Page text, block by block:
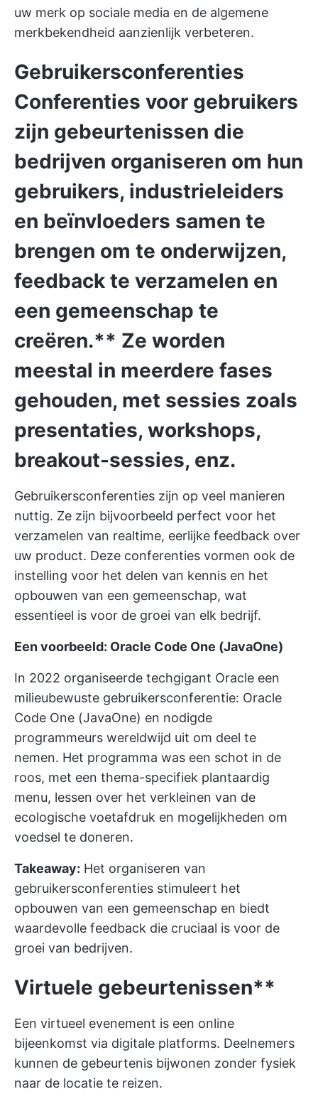
uw merk op sociale media en de algemene
merkbekendheid aanzienlijk verbeteren.
Gebruikersconferenties
Conferenties voor gebruikers
zijn gebeurtenissen die
bedrijven organiseren om hun
gebruikers, industrieleiders
en beïnvloeders samen te
brengen om te onderwijzen,
feedback te verzamelen en
een gemeenschap te
creëren.** Ze worden
meestal in meerdere fases
gehouden, met sessies zoals
presentaties, workshops,
breakout-sessies, enz.
Gebruikersconferenties zijn op veel manieren
nuttig. Ze zijn bijvoorbeeld perfect voor het
verzamelen van realtime, eerlijke feedback over
uw product. Deze conferenties vormen ook de
instelling voor het delen van kennis en het
opbouwen van een gemeenschap, wat
essentieel is voor de groei van elk bedrijf.
Een voorbeeld: Oracle Code One (JavaOne)
In 2022 organiseerde techgigant Oracle een
milieubewuste gebruikersconferentie: Oracle
Code One (JavaOne) en nodigde
programmeurs wereldwijd uit om deel te
nemen. Het programma was een schot in de
roos, met een thema-specifiek plantaardig
menu, lessen over het verkleinen van de
ecologische voetafdruk en mogelijkheden om
voedsel te doneren.
Takeaway: Het organiseren van
gebruikersconferenties stimuleert het
opbouwen van een gemeenschap en biedt
waardevolle feedback die cruciaal is voor de
groei van bedrijven.
Virtuele gebeurtenissen**
Een virtueel evenement is een online
bijeenkomst via digitale platforms. Deelnemers
kunnen de gebeurtenis bijwonen zonder fysiek
naar de locatie te reizen.